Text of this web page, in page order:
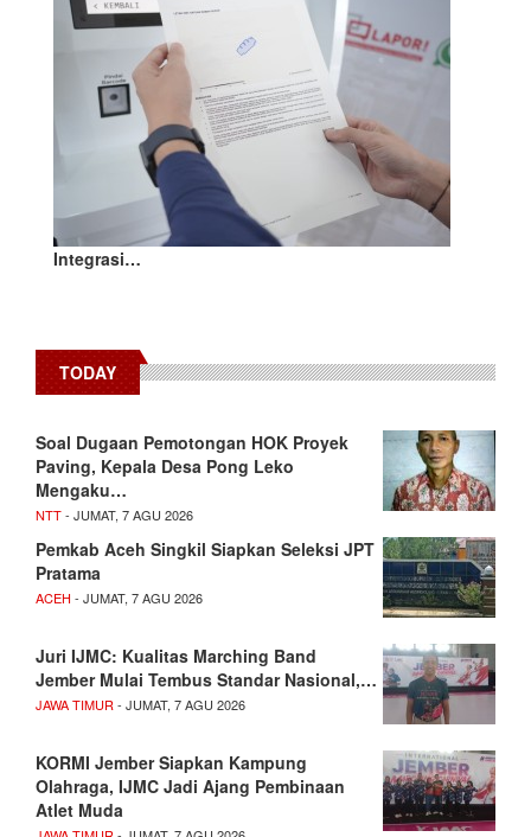
Integrasi…
TODAY
​Soal Dugaan Pemotongan HOK Proyek
Paving, Kepala Desa Pong Leko
Mengaku…
NTT- JUMAT, 7 AGU 2026
Pemkab Aceh Singkil Siapkan Seleksi JPT
Pratama
ACEH - JUMAT, 7 AGU 2026
Juri IJMC: Kualitas Marching Band
Jember Mulai Tembus Standar Nasional,…
JAWA TIMUR - JUMAT, 7 AGU 2026
KORMI Jember Siapkan Kampung
Olahraga, IJMC Jadi Ajang Pembinaan
Atlet Muda